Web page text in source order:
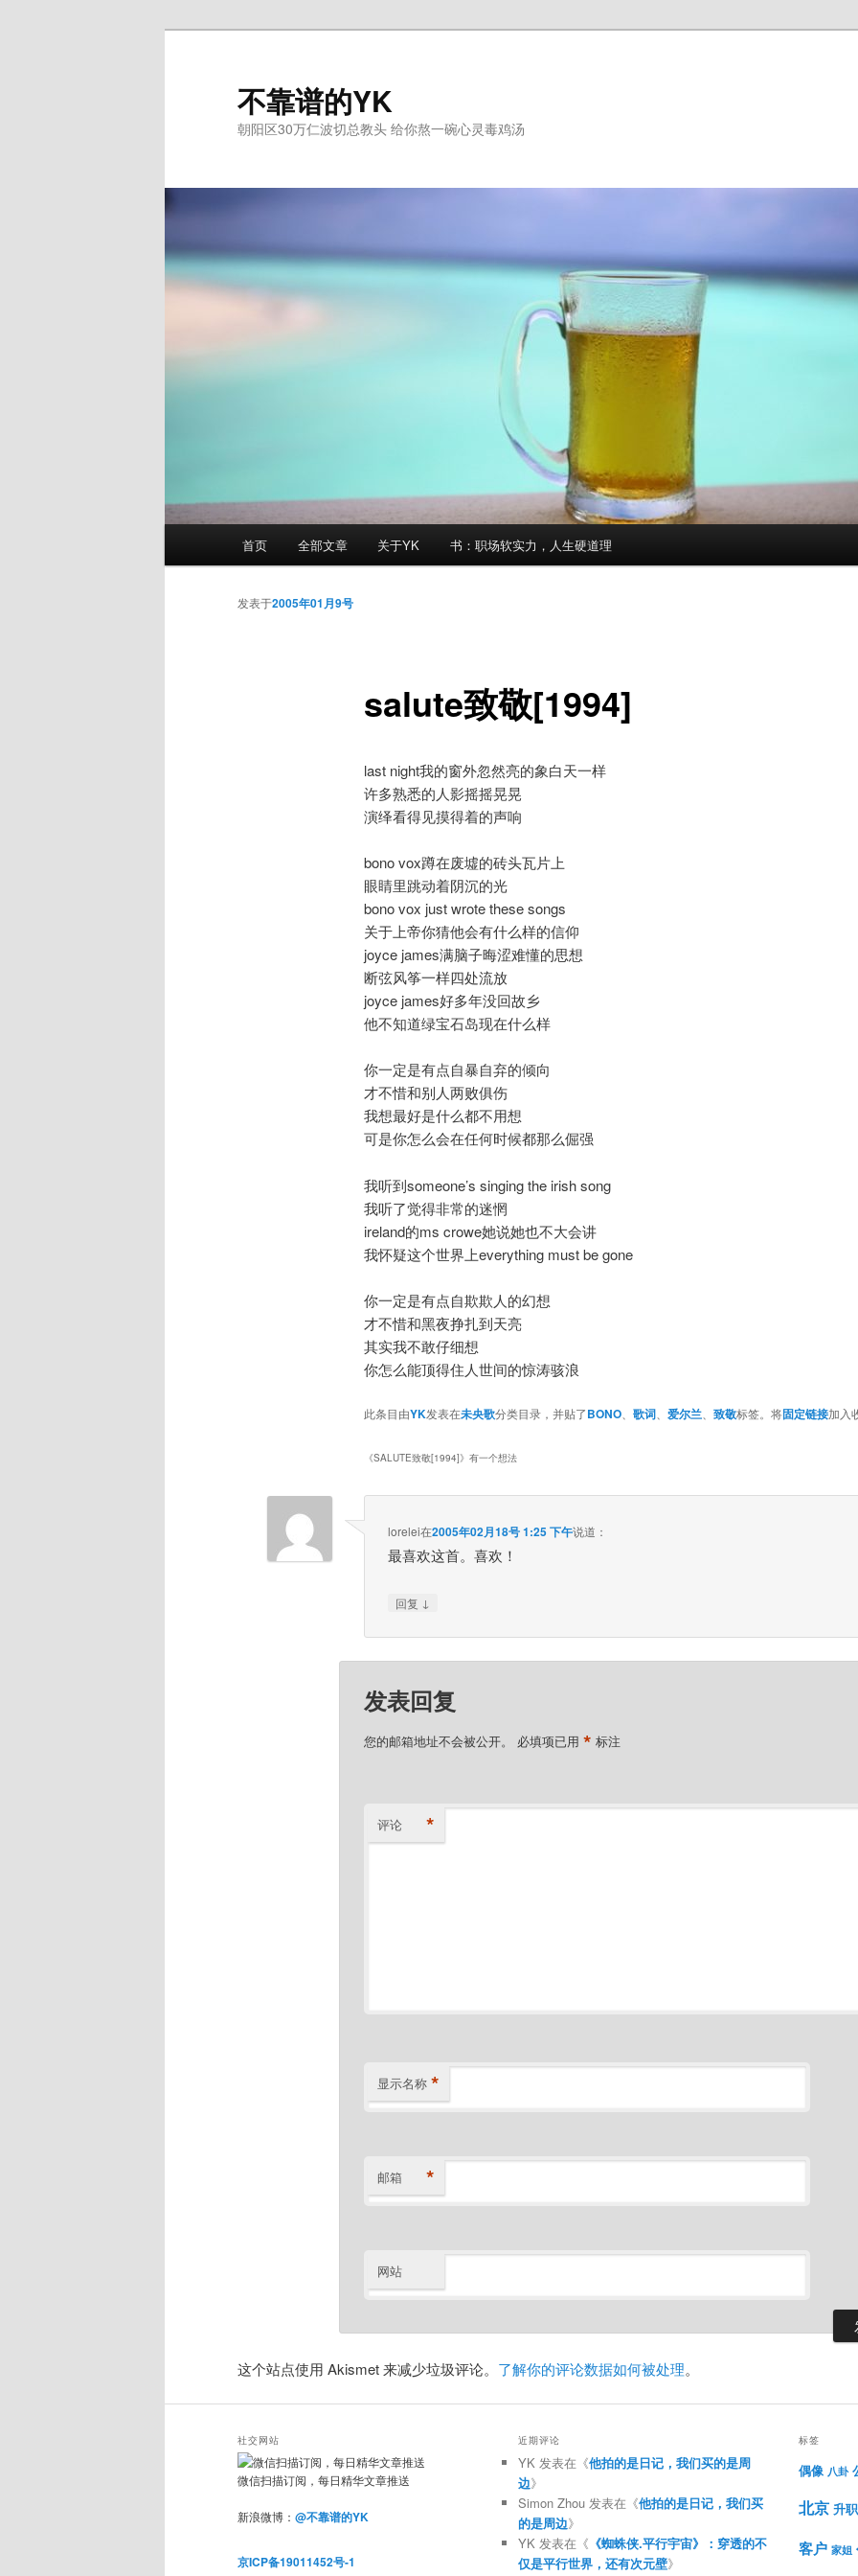
不靠谱的YK
朝阳区30万仁波切总教头 给你熬一碗心灵毒鸡汤
首页 全部文章 关于YK 书：职场软实力，人生硬道理
salute致敬[1994]
发表于2005年01月9号
last night我的窗外忽然亮的象白天一样
许多熟悉的人影摇摇晃晃
演绎看得见摸得着的声响
bono vox蹲在废墟的砖头瓦片上
眼睛里跳动着阴沉的光
bono vox just wrote these songs
关于上帝你猜他会有什么样的信仰
joyce james满脑子晦涩难懂的思想
断弦风筝一样四处流放
joyce james好多年没回故乡
他不知道绿宝石岛现在什么样
你一定是有点自暴自弃的倾向
才不惜和别人两败俱伤
我想最好是什么都不用想
可是你怎么会在任何时候都那么倔强
我听到someone’s singing the irish song
我听了觉得非常的迷惘
ireland的ms crowe她说她也不大会讲
我怀疑这个世界上everything must be gone
你一定是有点自欺欺人的幻想
才不惜和黑夜挣扎到天亮
其实我不敢仔细想
你怎么能顶得住人世间的惊涛骇浪
此条目由YK发表在未央歌分类目录，并贴了BONO、 歌词、 爱尔兰、 致敬标签。将固定链接加入
《SALUTE致敬[1994]》有一个想法
lorelei在2005年02月18号 1:25 下午说道：
最喜欢这首。喜欢！
回复 ↓
发表回复
您的邮箱地址不会被公开。 必填项已用 * 标注
评论 *
显示名称 *
邮箱 *
网站
这个站点使用 Akismet 来减少垃圾评论。 了解你的评论数据如何被处理。
社交网站
微信扫描订阅，每日精华文章推送
新浪微博： @不靠谱的YK
京ICP备19011452号-1
近期评论
YK发表在《他拍的是日记，我们买的是周
边》
Simon Zhou发表在《他拍的是日记，我们买
的是周边》
YK发表在《 《蜘蛛侠.平行宇宙》：穿透的不
仅是平行世界，还有次元壁》
标签
偶像 八卦
北京 升职
客户 家姐